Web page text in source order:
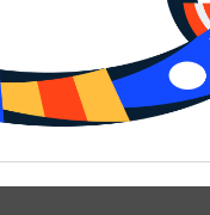
6-7 ЧАСОВ